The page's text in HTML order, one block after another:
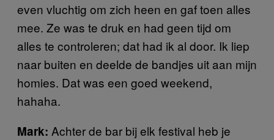
even vluchtig om zich heen en gaf toen alles
mee. Ze was te druk en had geen tijd om
alles te controleren; dat had ik al door. Ik liep
naar buiten en deelde de bandjes uit aan mijn
homies. Dat was een goed weekend,
hahaha.
Mark: Achter de bar bij elk festival heb je